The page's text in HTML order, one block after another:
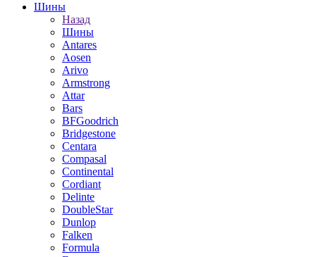
Шины
Назад
Шины
Antares
Aosen
Arivo
Armstrong
Attar
Bars
BFGoodrich
Bridgestone
Centara
Compasal
Continental
Cordiant
Delinte
DoubleStar
Dunlop
Falken
Formula